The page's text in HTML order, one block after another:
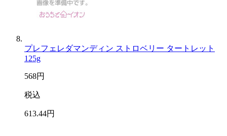
プレフェレダマンディン ストロベリー タートレット
125g
568円
税込
613.44円